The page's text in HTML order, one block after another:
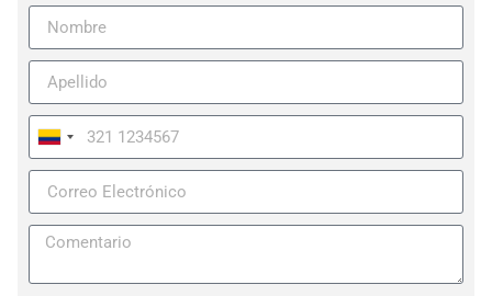
Colombia
+57